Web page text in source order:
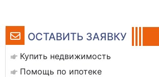
ОСТАВИТЬ ЗАЯВКУ
Купить недвижимость
Помощь по ипотеке